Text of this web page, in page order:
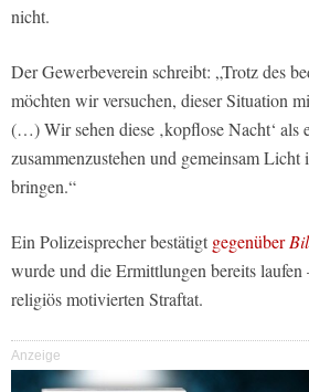
nicht.
Der Gewerbeverein schreibt: „Trotz des
möchten wir versuchen, dieser Situation
(…) Wir sehen diese ‚kopflose Nacht‘ als
zusammenzustehen und gemeinsam
bringen.“
Ein Polizeisprecher bestätigt gegenüber
wurde und die Ermittlungen bereits
religiös motivierten Straftat.
Anzeige